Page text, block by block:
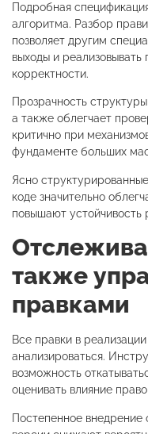
Подробная
алгоритма. Разбор
позволяет другим
выходы и реализовывать
корректности.
Прозрачность
а также облегчает
критично при
фундаменте больших
Ясно
коде значительно
повышают устойчивость
также
правками
Все правки в
анализироваться.
возможность
оценивать влияние
Постепенное